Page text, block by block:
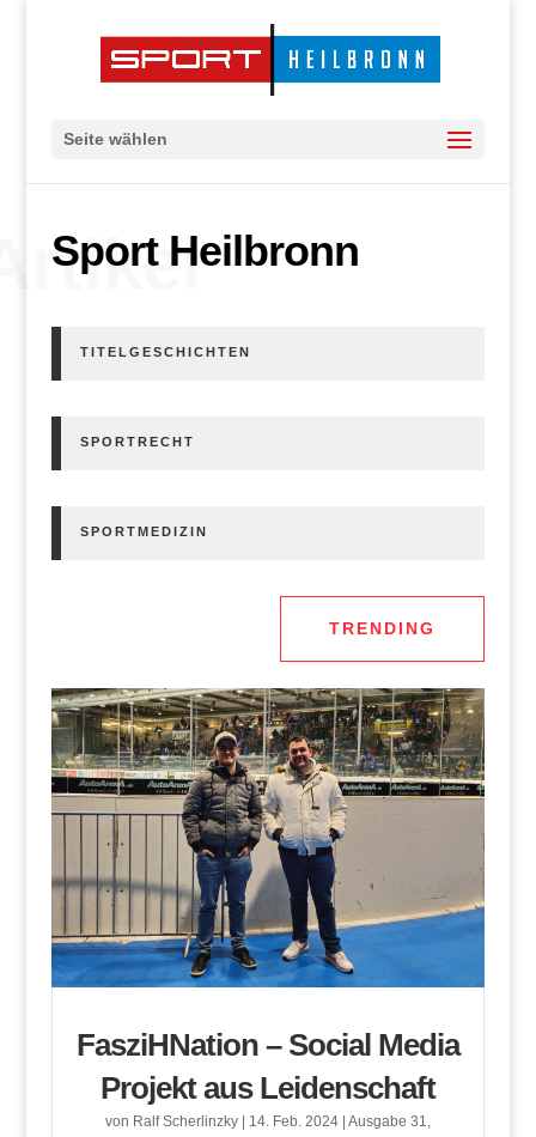
Seite wählen
Sport Heilbronn
TITELGESCHICHTEN
SPORTRECHT
SPORTMEDIZIN
TRENDING
FasziHNation – Social Media
Projekt aus Leidenschaft
von Ralf Scherlinzky| 14. Feb. 2024| Ausgabe 31,